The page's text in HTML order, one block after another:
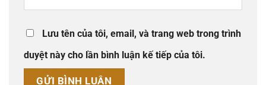
Lưu tên của tôi, email, và trang web trong trình
duyệt này cho lần bình luận kế tiếp của tôi.